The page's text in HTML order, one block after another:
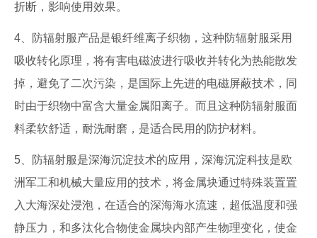
折断，影响使用效果。
4、防辐射服产品是银纤维离子织物，这种防辐射服采用
吸收转化原理，将有害电磁波进行吸收并转化为热能散发
掉，避免了二次污染，是国际上先进的电磁屏蔽技术，同
时由于织物中富含大量金属阳离子。而且这种防辐射服面
料柔软舒适，耐洗耐磨，是适合民用的防护材料。
5、防辐射服是深海沉淀技术的应用，深海沉淀科技是欧
洲军工和机械大量应用的技术，将金属块通过特殊装置置
入大海深处浸泡，在适合的深海海水流速，超低温度和强
静压力，和多汰化合物使金属块内部产生物理变化，使金